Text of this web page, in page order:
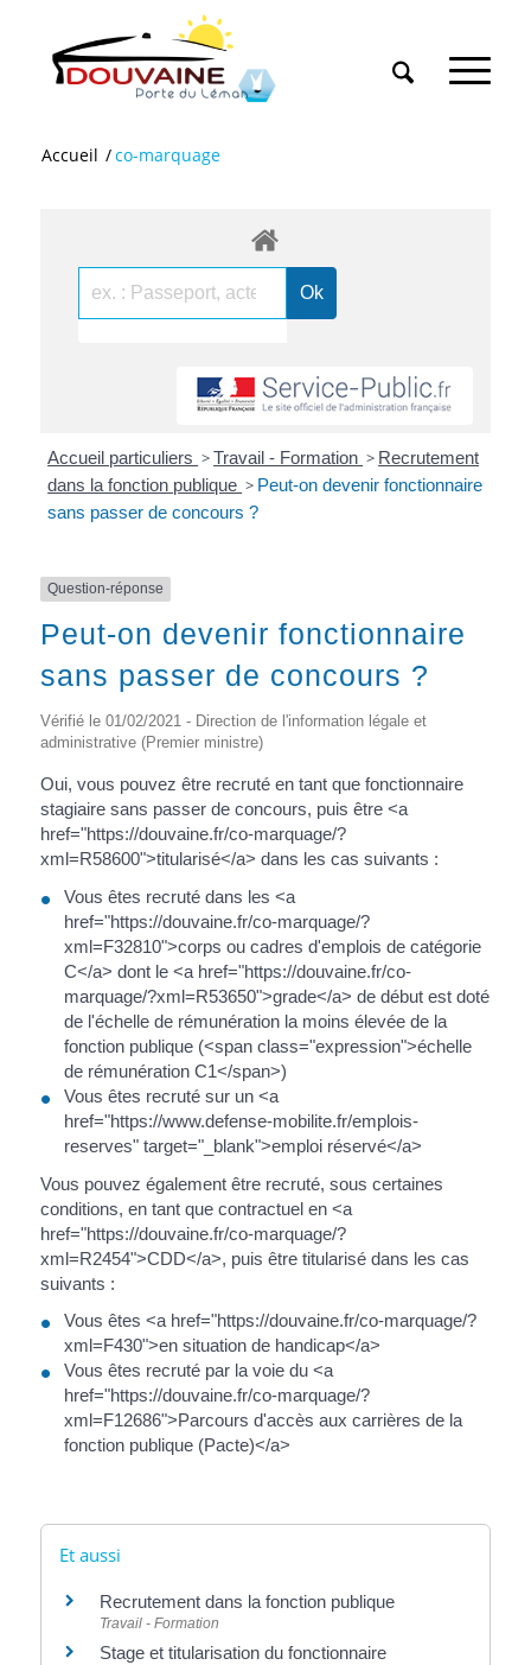
Accueil /co-marquage
Accueil particuliers >Travail - Formation > Recrutement
dans la fonction publique > Peut-on devenir fonctionnaire
sans passer de concours ?
Question-réponse
Peut-on devenir fonctionnaire
sans passer de concours ?
Vérifié le 01/02/2021 - Direction de l'information légale et
administrative (Premier ministre)
Oui, vous pouvez être recruté en tant que fonctionnaire
stagiaire sans passer de concours, puis être <a
href="https://douvaine.fr/co-marquage/?
xml=R58600">titularisé</a> dans les cas suivants :
Vous êtes recruté dans les <a
href="https://douvaine.fr/co-marquage/?
xml=F32810">corps ou cadres d'emplois de catégorie
C</a> dont le <a href="https://douvaine.fr/co-
marquage/?xml=R53650">grade</a> de début est doté
de l'échelle de rémunération la moins élevée de la
fonction publique (<span class="expression">échelle
de rémunération C1</span>)
Vous êtes recruté sur un <a
href="https://www.defense-mobilite.fr/emplois-
reserves" target="_blank">emploi réservé</a>
Vous pouvez également être recruté, sous certaines
conditions, en tant que contractuel en <a
href="https://douvaine.fr/co-marquage/?
xml=R2454">CDD</a>, puis être titularisé dans les cas
suivants :
Vous êtes <a href="https://douvaine.fr/co-marquage/?
xml=F430">en situation de handicap</a>
Vous êtes recruté par la voie du <a
href="https://douvaine.fr/co-marquage/?
xml=F12686">Parcours d'accès aux carrières de la
fonction publique (Pacte)</a>
Et aussi
Recrutement dans la fonction publique
Travail - Formation
Stage et titularisation du fonctionnaire